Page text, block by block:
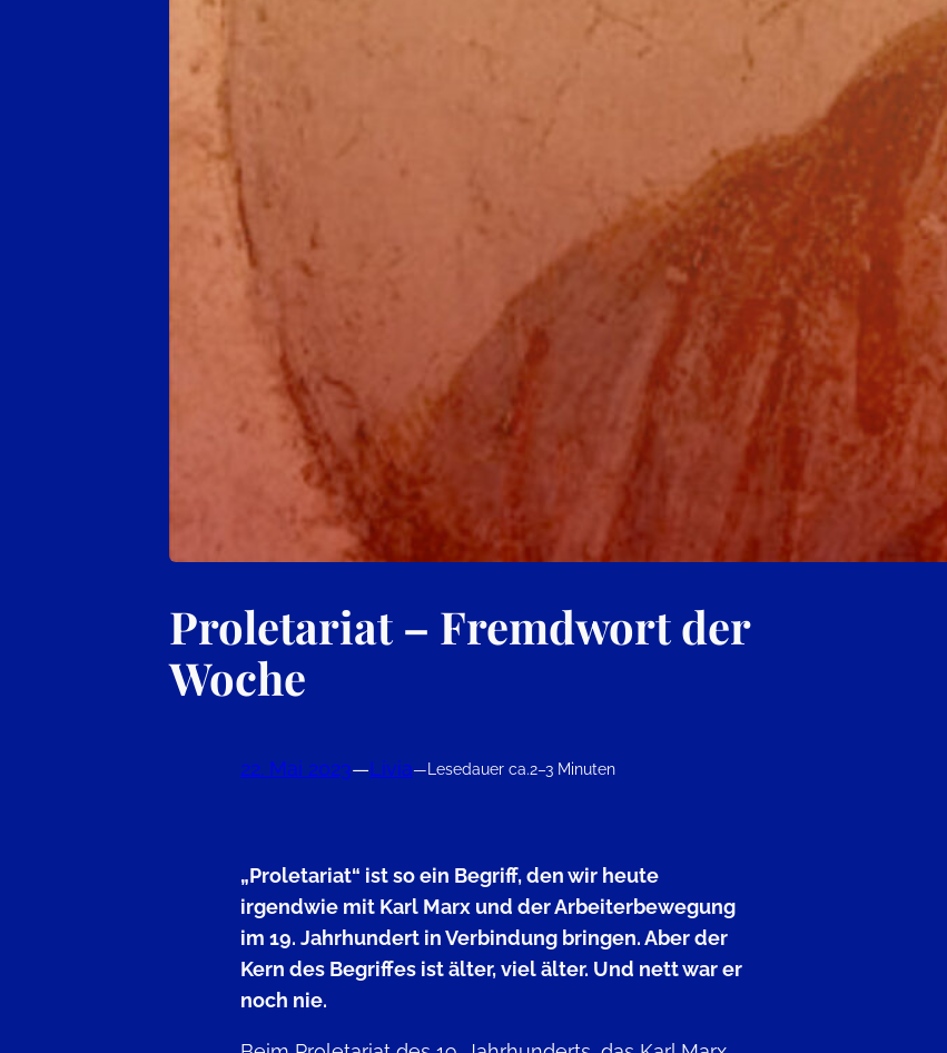
Proletariat – Fremdwort der
Woche
22. Mai 2023—Livia—Lesedauer ca.2–3 Minuten
„Proletariat“ ist so ein Begriff, den wir heute
irgendwie mit Karl Marx und der Arbeiterbewegung
im 19. Jahrhundert in Verbindung bringen. Aber der
Kern des Begriffes ist älter, viel älter. Und nett war er
noch nie.